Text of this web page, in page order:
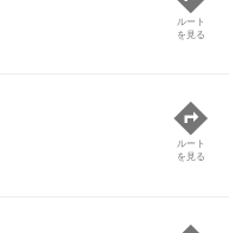
ルート
を見る
ルート
を見る